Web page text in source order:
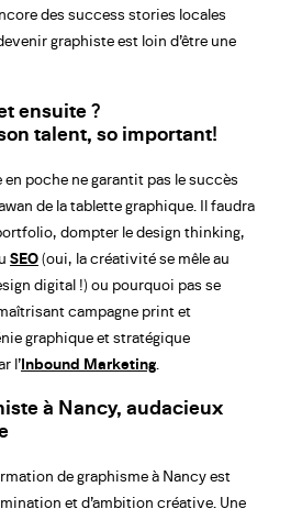
des success stories locales
graphiste est loin d’être une
ensuite ?
talent, so important!
poche ne garantit pas le succès
de la tablette graphique. Il faudra
dompter le design thinking,
SEO(oui, la créativité se mêle au
digital !) ou pourquoi pas se
campagne print et
graphique et stratégique
l’Inbound Marketing.
à Nancy, audacieux
de graphisme à Nancy est
et d’ambition créative. Une